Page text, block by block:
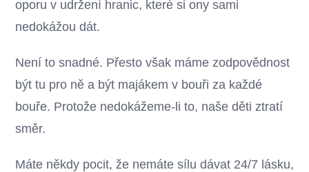
oporu v udržení hranic, které si ony sami
nedokážou dát.
Není to snadné. Přesto však máme zodpovědnost
být tu pro ně a být majákem v bouři za každé
bouře. Protože nedokážeme-li to, naše děti ztratí
směr.
Máte někdy pocit, že nemáte sílu dávat 24/7 lásku,